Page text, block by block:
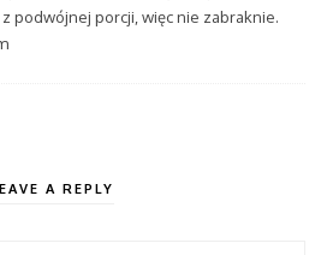
z podwójnej porcji, więc nie zabraknie.
A REPLY